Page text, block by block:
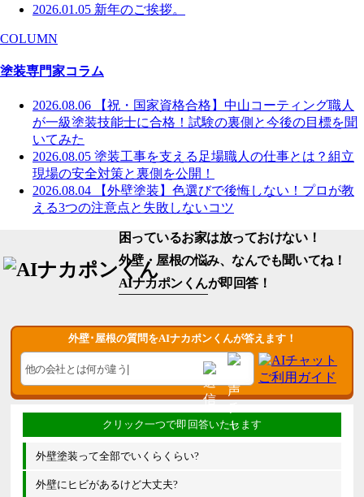
2026.01.05 新年のご挨拶。
COLUMN
塗装専門家コラム
2026.08.06
【祝・国家資格合格】中山コーティング職人
が一級塗装技能士に合格！試験の裏側と今後の目標を聞
いてみた
2026.08.05 塗装工事を支える足場職人の仕事とは？組立
現場の安全対策と裏側を公開！
2026.08.04
【外壁塗装】色選びで後悔しない！プロが教
える3つの注意点と失敗しないコツ
困っているお家は放っておけない！
外壁・屋根の悩み、なんでも聞いてね！
AIナカポンくんが即回答！
外壁･屋根の質問をAIナカポンくんが答えます！
外壁塗装って全部でいくらくらい?
外壁にヒビがあるけど大丈夫?